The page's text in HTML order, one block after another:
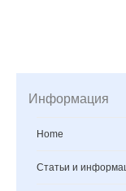
Информация
Home
Статьи и